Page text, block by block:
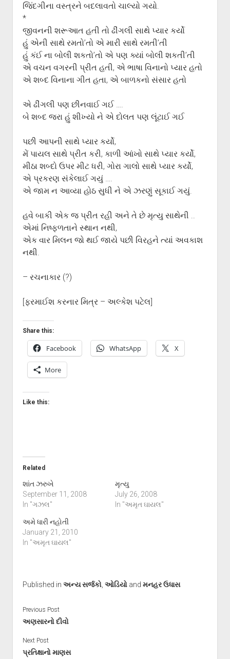
જિંદગીના વસ્ત્રને બદલાવતો ચાલ્યો ગયો.
*
જીવનની શરૂઆત હતી તો ઢીંગલી સાથે પ્યાર કર્યો
હું એની સાથે રમતો’તો એ મારી સાથે રમતી’તી
હું કંઈ ના બોલી શકતો’તો એ પણ ક્યાં બોલી શકતી’તી
એ વચન વગરની પ્રીત હતી, એ ભાષા વિનાનો પ્યાર હતો
એ શબ્દ વિનાના ગીત હતા, એ બાળકનો સંસાર હતો
એ ઢીંગલી પણ છીનવાઈ ગઈ ….
બે શબ્દ જરા હું શીખ્યો ને એ દોલત પણ લૂંટાઈ ગઈ
પછી આપની સાથે પ્યાર કર્યો,
મેં પાયલ સાથે પ્રીત કરી, કાળી આંખો સાથે પ્યાર કર્યો,
મીઠા શબ્દો ઉપર મીટ ધરી, ગોરા ગાલો સાથે પ્યાર કર્યો,
એ પ્રકરણ સંકેલાઈ ગયું ….
એ જામ ન આવ્યા હોઠ સુધી ને એ ઝરણું સૂકાઈ ગયું.
હવે બાકી એક જ પ્રીત રહી અને તે છે મૃત્યુ સાથેની ..
એમાં નિષ્ફળતાને સ્થાન નથી,
એક વાર મિલન જો થઈ જાયે પછી વિરહને ત્યાં અવકાશ
નથી.
– રચનાકાર (?)
[ફરમાઈશ કરનાર મિત્ર – અલ્કેશ પટેલ]
Share this:
Facebook WhatsApp X
More
Like this:
Related
શાંત ઝરુખે
September 11, 2008
In "ગઝલ"
મૃત્યુ
July 26, 2008
In "અમૃત ઘાયલ"
અમે ધારી નહોતી
January 21, 2010
In "અમૃત ઘાયલ"
Published in અન્ય સર્જકો, ઓડિયોand મનહર ઉધાસ
Previous Post
અણસારનો દીવો
Next Post
પ્રતિક્ષાનો માણસ